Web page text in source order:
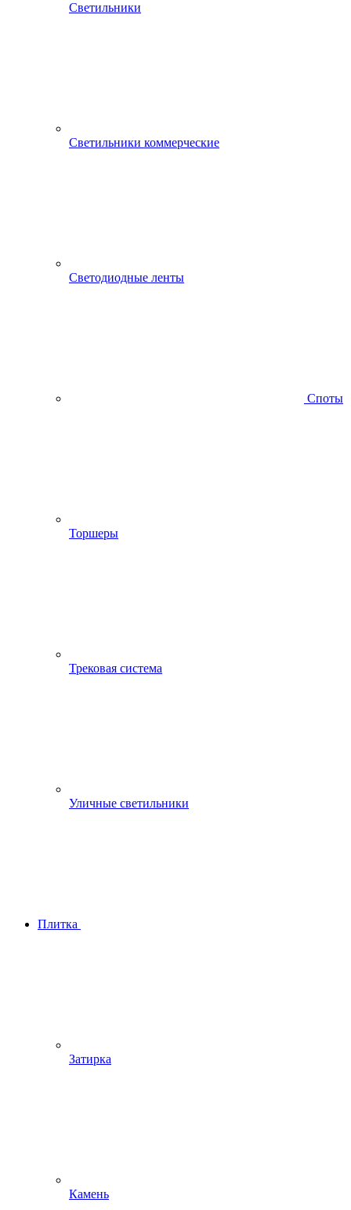
Светильники
Светильники коммерческие
Светодиодные ленты
Споты
Торшеры
Трековая система
Уличные светильники
Плитка
Затирка
Камень